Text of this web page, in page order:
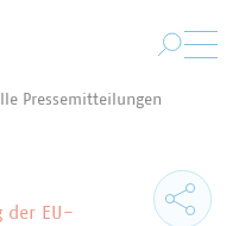
Pressemitteilungen
der EU-